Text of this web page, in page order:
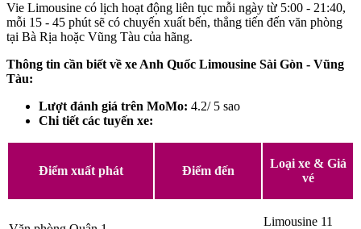
Vie Limousine có lịch hoạt động liên tục mỗi ngày từ 5:00 - 21:40,
mỗi 15 - 45 phút sẽ có chuyến xuất bến, thẳng tiến đến văn phòng
tại Bà Rịa hoặc Vũng Tàu của hãng.
Thông tin cần biết về xe Anh Quốc Limousine Sài Gòn - Vũng
Tàu:
Lượt đánh giá trên MoMo: 4.2/ 5 sao
Chi tiết các tuyến xe:
Điểm xuất phát Điểm đến
Loại xe & Giá
vé
Limousine 11